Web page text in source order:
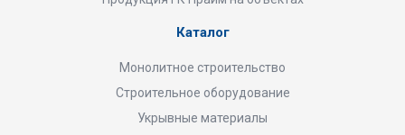
Каталог
Монолитное строительство
Строительное оборудование
Укрывные материалы